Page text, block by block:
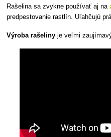
Rašelina sa zvykne používať aj na
predpestovanie rastlín. Uľahčujú
Výroba rašeliny je veľmi